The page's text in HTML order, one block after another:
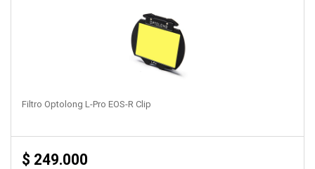
Filtro Optolong L-Pro EOS-R Clip
$ 249.000